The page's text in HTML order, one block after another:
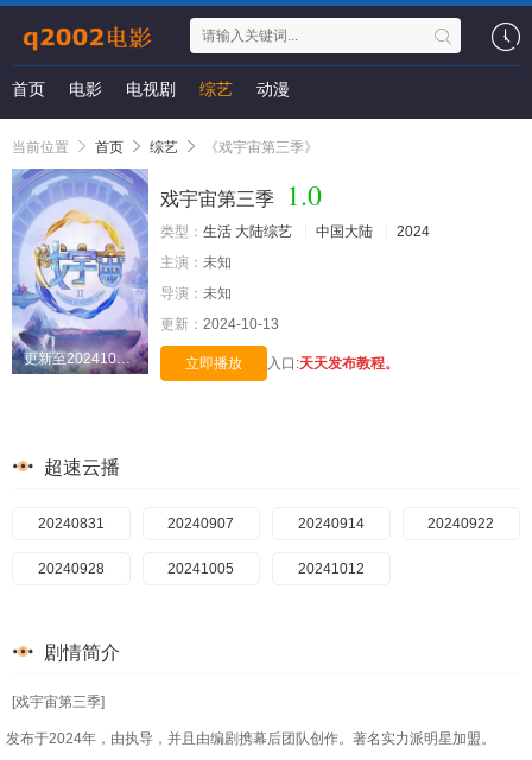
首页 电影 电视剧 综艺 动漫
当前位置 首页 综艺 《戏宇宙第三季》
更新至20241012期
戏宇宙第三季 1.0
类型： 生活 大陆综艺 中国大陆
2024
主演： 未知
导演： 未知
更新： 2024-10-13
立即播放 入口:天天发布教程。
超速云播
20240831 20240907 20240914 20240922
20240928 20241005 20241012
剧情简介
[戏宇宙第三季]
发布于2024年，由执导，并且由编剧携幕后团队创作。著名实力派明星加盟。